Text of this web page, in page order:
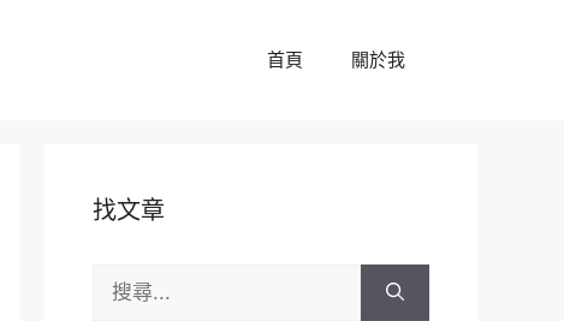
首頁 關於我
找文章
尋: